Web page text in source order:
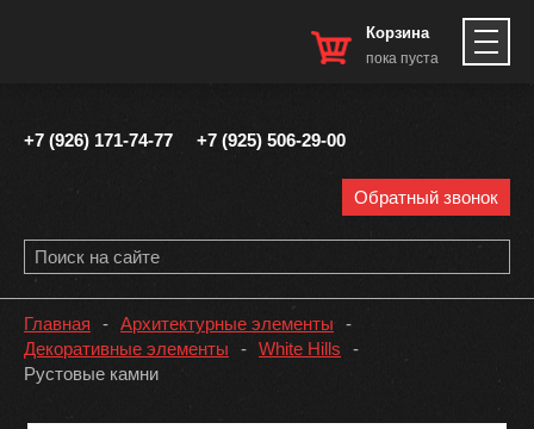
+7 (926) 171-74-77 +7 (925) 506-29-00
Корзина
пока пуста
Обратный звонок
Главная - Архитектурные элементы
-
Декоративные элементы
- White Hills
-
Рустовые камни